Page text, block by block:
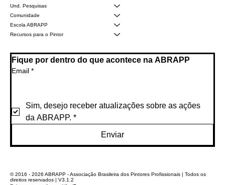
Und. Pesquisas
Comunidade
Escola ABRAPP
Recursos para o Pintor
Fique por dentro do que acontece na ABRAPP
Email *
Sim, desejo receber atualizações sobre as ações
da ABRAPP. *
Enviar
© 2016 - 2026 ABRAPP - Associação Brasileira dos Pintores Profissionais | Todos os
direitos reservados | V3.1.2